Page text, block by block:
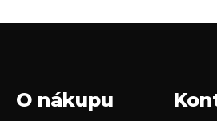
O nákupu